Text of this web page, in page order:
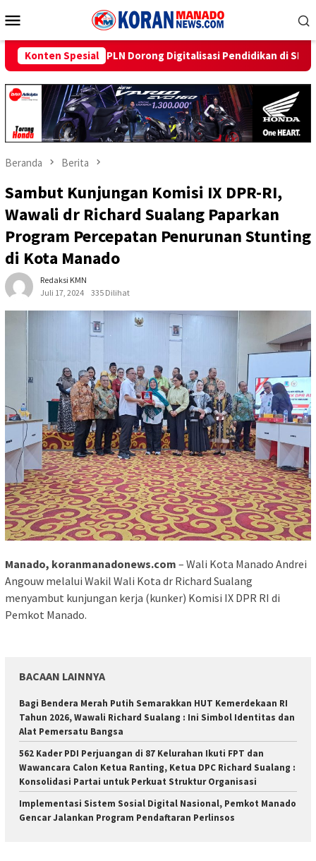
ke
Mobile
Konten Spesial
Digitalisasi Pendidikan di SMP Negeri 1 Palu Lewat Program
Beranda Berita
Sambut Kunjungan Komisi IX DPR-RI,
Wawali dr Richard Sualang Paparkan
Program Percepatan Penurunan Stunting
di Kota Manado
Redaksi KMN
Juli 17, 2024
335 Dilihat
Manado, koranmanadonews.com – Wali Kota Manado Andrei
Angouw melalui Wakil Wali Kota dr Richard Sualang
menyambut kunjungan kerja (kunker) Komisi IX DPR RI di
Pemkot Manado.
BACAAN LAINNYA
Bagi Bendera Merah Putih Semarakkan HUT Kemerdekaan RI
Tahun 2026, Wawali Richard Sualang : Ini Simbol Identitas dan
Alat Pemersatu Bangsa
562 Kader PDI Perjuangan di 87 Kelurahan Ikuti FPT dan
Wawancara Calon Ketua Ranting, Ketua DPC Richard Sualang :
Konsolidasi Partai untuk Perkuat Struktur Organisasi
Implementasi Sistem Sosial Digital Nasional, Pemkot Manado
Gencar Jalankan Program Pendaftaran Perlinsos